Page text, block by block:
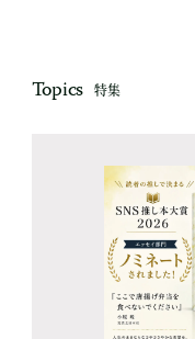
Topics 特集